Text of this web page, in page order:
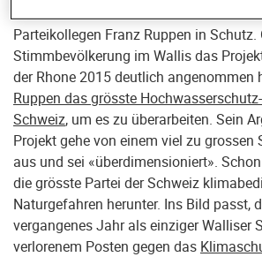
Weiter nahm Rösti den Walliser
Parteikollegen Franz Ruppen in Schutz.
Stimmbevölkerung im Wallis das
der Rhone 2015 deutlich angenommen
Ruppen das grösste
Schweiz, um es zu überarbeiten. Sein
Projekt gehe von einem viel zu grossen
aus und sei «überdimensioniert».
die grösste Partei der Schweiz
Naturgefahren herunter. Ins Bild passt,
vergangenes Jahr als einziger Walliser
verlorenem Posten gegen das